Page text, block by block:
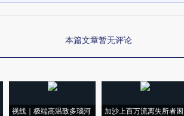
本篇文章暂无评论
视线｜极端高温致多瑙河
加沙上百万流离失所者困